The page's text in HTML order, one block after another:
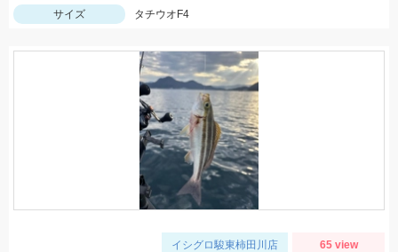
サイズ
タチウオF4
イシグロ駿東柿田川店 65 view